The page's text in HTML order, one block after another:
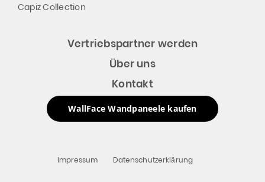
Capiz Collection
Vertriebspartner werden
Über uns
Kontakt
WallFace Wandpaneele kaufen
Impressum Datenschutzerklärung